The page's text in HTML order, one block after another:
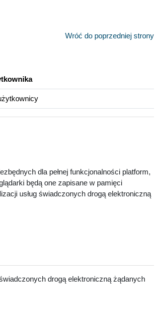
Wróć do poprzedniej strony
dla pełnej funkcjonalności platform,
będą one zapisane w pamięci
usług świadczonych drogą elektroniczną
drogą elektroniczną żądanych